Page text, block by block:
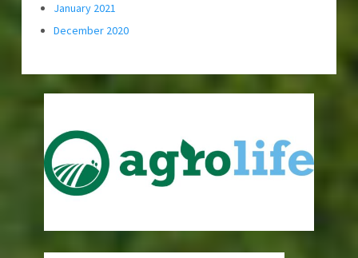
January 2021
December 2020